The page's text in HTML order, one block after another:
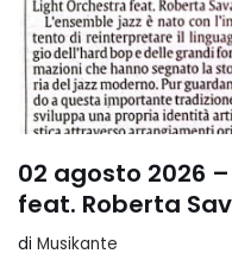
02 agosto 2026
feat. Roberta
di Musikante